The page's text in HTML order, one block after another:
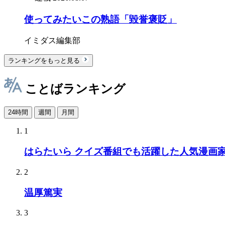
使ってみたいこの熟語「毀誉褒貶」
イミダス編集部
ランキングをもっと見る
ことばランキング
24時間 週間 月間
1
はらたいら クイズ番組でも活躍した人気漫画
2
温厚篤実
3